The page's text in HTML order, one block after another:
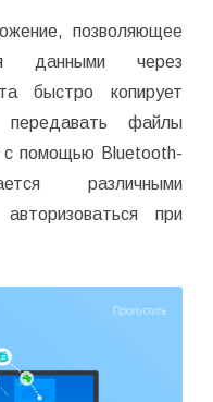
позволяющее
данными через
быстро копирует
файлы
с помощью Bluetooth-
различными
при